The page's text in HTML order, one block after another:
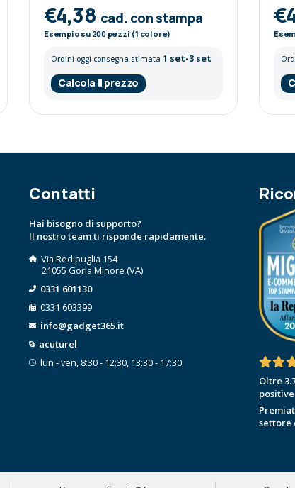
€4,38 cad. con stampa
Esempio su 200pezzi (1 colore)
Ordini oggi consegna stimata 1 set-3 set
Calcola il prezzo
Contatti
Hai bisogno di supporto?
Il nostro team ti risponde rapidamente.
Via Redipuglia 154
21055 Gorla Minore (VA)
0331 601130
0331 603399
info@gadget365.it
acuturel
lun - ven, 8:30 - 12:30, 13:30 - 17:30
Oltre
settore